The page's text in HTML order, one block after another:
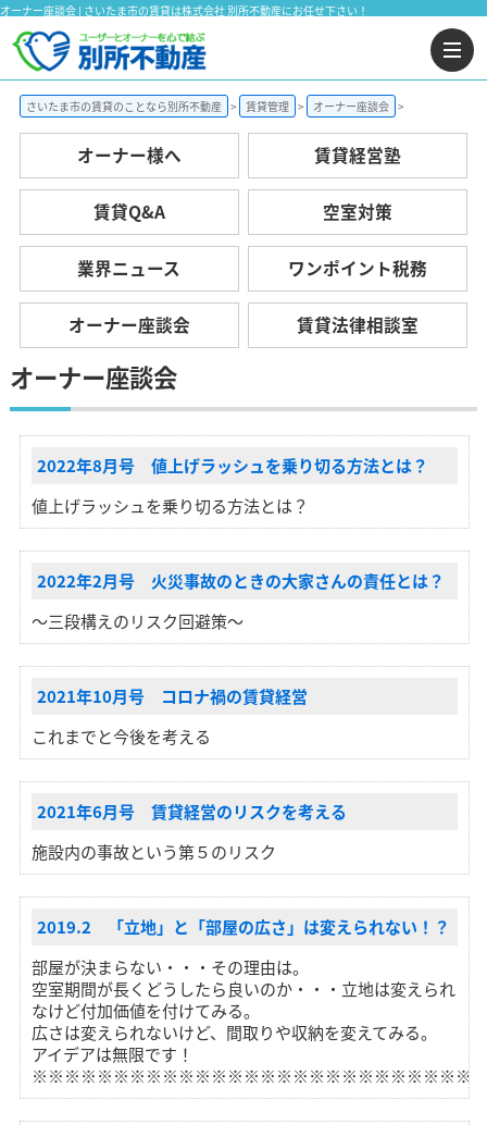
オーナー座談会 | さいたま市の賃貸は株式会社 別所不動産にお任せ下さい！
さいたま市の賃貸のことなら別所不動産 賃貸管理 オーナー座談会
オーナー様へ 賃貸経営塾
賃貸Q&A 空室対策
業界ニュース ワンポイント税務
オーナー座談会 賃貸法律相談室
オーナー座談会
2022年8月号 値上げラッシュを乗り切る方法とは？
値上げラッシュを乗り切る方法とは？
2022年2月号 火災事故のときの大家さんの責任とは？
～三段構えのリスク回避策～
2021年10月号 コロナ禍の賃貸経営
これまでと今後を考える
2021年6月号 賃貸経営のリスクを考える
施設内の事故という第５のリスク
2019.2 「立地」と「部屋の広さ」は変えられない！？
部屋が決まらない・・・その理由は。
空室期間が長くどうしたら良いのか・・・立地は変えられ
なけど付加価値を付けてみる。
広さは変えられないけど、間取りや収納を変えてみる。
アイデアは無限です！